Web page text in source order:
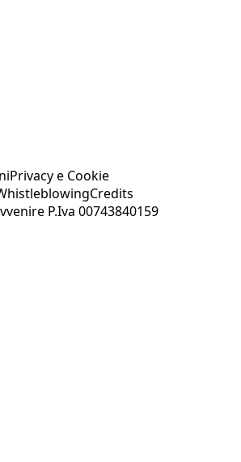
Privacy e Cookie
Credits
P.Iva 00743840159